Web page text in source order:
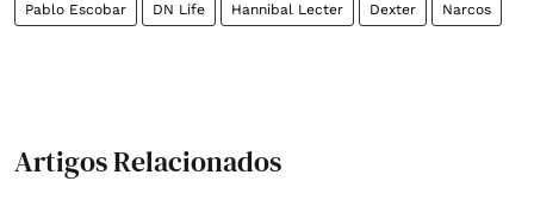
Pablo Escobar DN Life Hannibal Lecter Dexter Narcos
Artigos Relacionados